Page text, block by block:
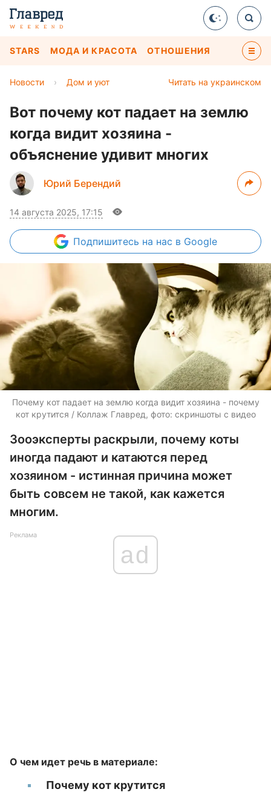
STARS МОДА И КРАСОТА ОТНОШЕНИЯ
Читать на украинском
Новости › Дом и уют
Вот почему кот падает на землю
когда видит хозяина -
объяснение удивит многих
Юрий Берендий
14 августа 2025, 17:15
Подпишитесь на нас в Google
Почему кот падает на землю когда видит хозяина - почему
кот крутится / Коллаж Главред, фото: скриншоты с видео
Зооэксперты раскрыли, почему коты
иногда падают и катаются перед
хозяином - истинная причина может
быть совсем не такой, как кажется
многим.
Реклама
ad
О чем идет речь в материале:
Почему кот крутится